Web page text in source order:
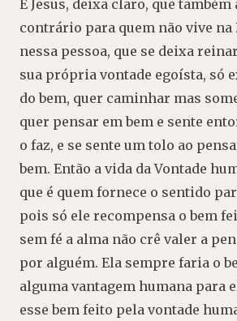
E Jesus, deixa claro, que também
contrário para quem não vive na
nessa pessoa, que se deixa
sua própria vontade egoísta, só
do bem, quer caminhar mas
quer pensar em bem e sente
o faz, e se sente um tolo ao
bem. Então a vida da Vontade
que é quem fornece o sentido
pois só ele recompensa o bem
sem fé a alma não crê valer a
por alguém. Ela sempre faria o
alguma vantagem humana para
esse bem feito pela vontade